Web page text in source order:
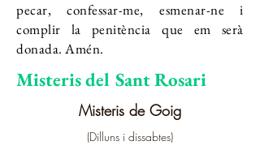
pecar, confessar-me, esmenar-ne i
complir la penitència que em serà
donada. Amén.
Misteris del Sant Rosari
Misteris de Goig
(Dilluns i dissabtes)